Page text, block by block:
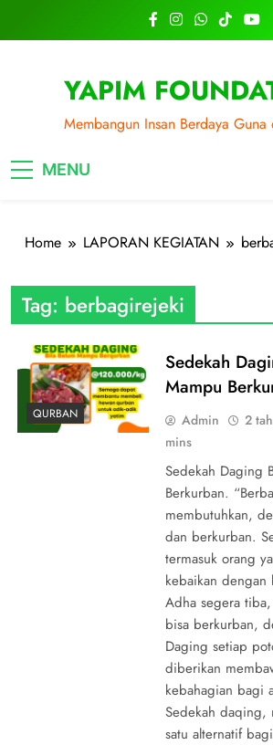
YAPIM
Membangun Insan Berdaya
MENU
Home LAPORAN KEGIATAN
Tag: berbagirejeki
QURBAN
Sedekah
Mampu
Admin 2
mins
Sedekah Daging
Berkurban.
membutuhkan,
dan berkurban.
termasuk orang
kebaikan dengan
Adha segera
bisa berkurban,
Daging setiap
diberikan
kebahagian bagi
Sedekah daqing,
satu alternatif